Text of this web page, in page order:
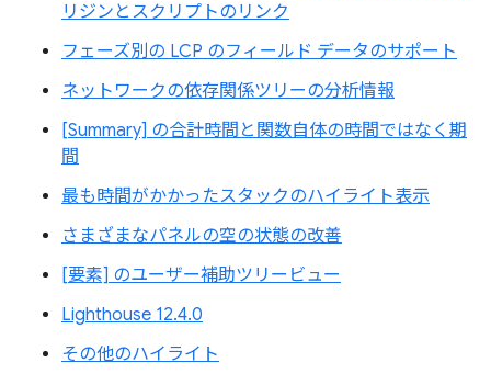
リジンとスクリプトのリンク
フェーズ別の LCP のフィールド データのサポート
ネットワークの依存関係ツリーの分析情報
[Summary] の合計時間と関数自体の時間ではなく期
間
最も時間がかかったスタックのハイライト表示
さまざまなパネルの空の状態の改善
[要素] のユーザー補助ツリービュー
Lighthouse 12.4.0
その他のハイライト